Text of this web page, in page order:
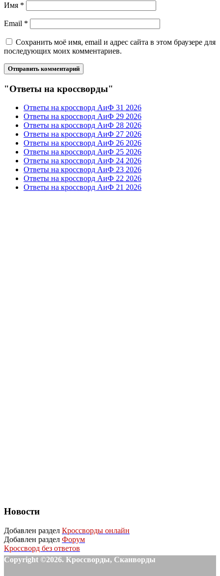
Имя *
Email *
Сохранить моё имя, email и адрес сайта в этом браузере для
последующих моих комментариев.
"Ответы на кроссворды"
Ответы на кроссворд АиФ 31 2026
Ответы на кроссворд АиФ 29 2026
Ответы на кроссворд АиФ 28 2026
Ответы на кроссворд АиФ 27 2026
Ответы на кроссворд АиФ 26 2026
Ответы на кроссворд АиФ 25 2026
Ответы на кроссворд АиФ 24 2026
Ответы на кроссворд АиФ 23 2026
Ответы на кроссворд АиФ 22 2026
Ответы на кроссворд АиФ 21 2026
Новости
Добавлен раздел Кроссворды онлайн
Добавлен раздел Форум
Кроссворд без ответов
Copyright ©2026. Кроссворды, Сканворды